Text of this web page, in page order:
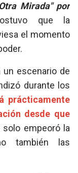
Mirada" por
que la
el momento
un escenario de
durante los
prácticamente
desde que
solo empeoró la
también las